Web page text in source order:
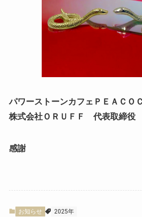
パワーストーンカフェＰＥＡＣＯ
株式会社ＯＲＵＦＦ 代表取締役
感謝
お知らせ 2025年